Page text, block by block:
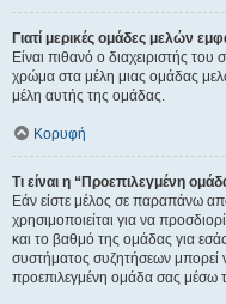
Γιατί μερικές ομάδες μελών
Είναι πιθανό ο διαχειριστής
χρώμα στα μέλη μιας ομάδας
μέλη αυτής της ομάδας.
Κορυφή
Τι είναι η “Προεπιλεγμένη
Εάν είστε μέλος σε παραπάνω
χρησιμοποιείται για να
και το βαθμό της ομάδας για
συστήματος συζητήσεων μπορεί
προεπιλεγμένη ομάδα σας μέσω